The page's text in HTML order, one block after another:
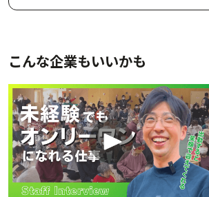
こんな企業もいいかも